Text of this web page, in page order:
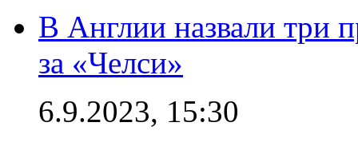
В Англии назвали три
за «Челси»
6.9.2023, 15:30